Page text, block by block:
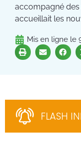
accompagné
accueillait les
Mis en ligne le
FLASH